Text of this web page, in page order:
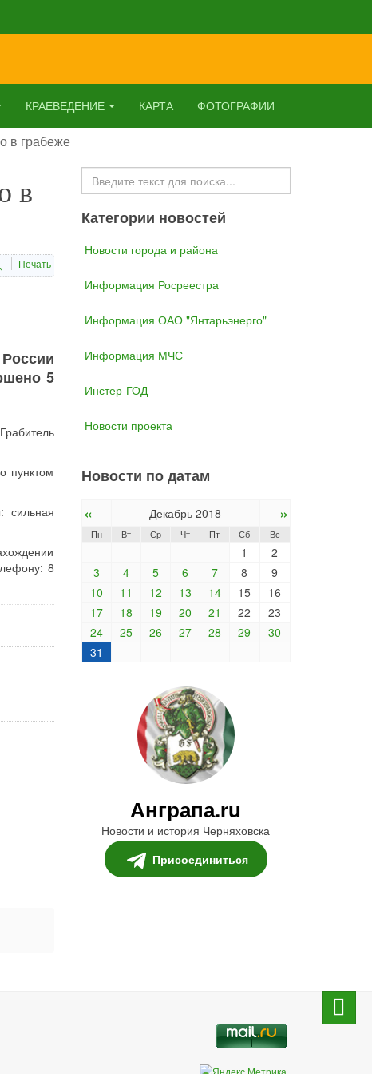
КРАЕВЕДЕНИЕ КАРТА ФОТОГРАФИИ
в грабеже
в
Печать
5
пунктом
сильная
8
Искать...
Категории новостей
Новости города и района
Информация Росреестра
Информация ОАО "Янтарьэнерго"
Информация МЧС
Инстер-ГОД
Новости проекта
Новости по датам
« Декабрь 2018 »
Пн Вт Ср Чт Пт Сб Вс
1
2
3
4 5 6 7 8
9
10
11 12 13 14 15
16
17
18 19 20 21 22
23
24
25 26 27 28 29
30
31
Анграпа.ru
Новости и история Черняховска
Присоединиться